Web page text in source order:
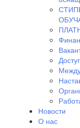
Новости
О нас